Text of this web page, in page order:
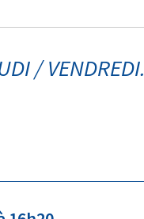
/ VENDREDI.